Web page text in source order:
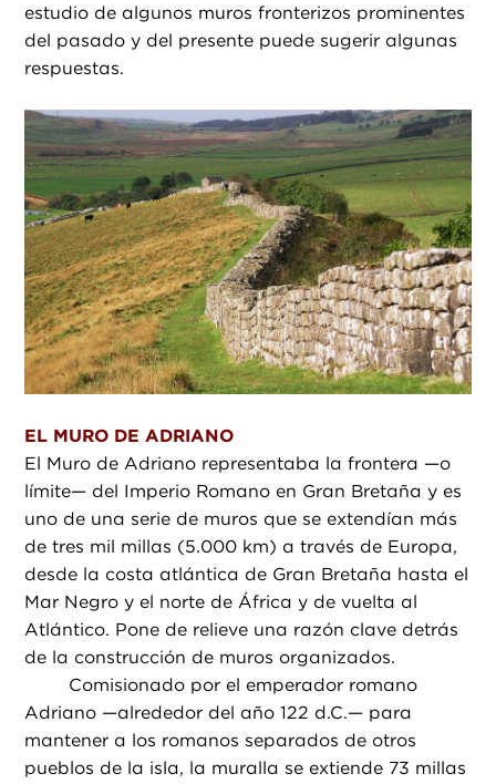
estudio de algunos muros fronterizos prominentes
del pasado y del presente puede sugerir algunas
respuestas.
EL MURO DE ADRIANO
El Muro de Adriano representaba la frontera —o
límite— del Imperio Romano en Gran Bretaña y es
uno de una serie de muros que se extendían más
de tres mil millas (5.000 km) a través de Europa,
desde la costa atlántica de Gran Bretaña hasta el
Mar Negro y el norte de África y de vuelta al
Atlántico. Pone de relieve una razón clave detrás
de la construcción de muros organizados.
Comisionado por el emperador romano
Adriano —alrededor del año 122 d.C.— para
mantener a los romanos separados de otros
pueblos de la isla, la muralla se extiende 73 millas